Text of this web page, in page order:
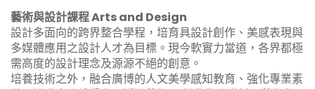
藝術與設計課程 Arts and Design
設計多面向的跨界整合學程，培育具設計創作、美感表現與
多媒體應用之設計人才為目標。現今軟實力當道，各界都極
需高度的設計理念及源源不絕的創意。
培養技術之外，融合廣博的人文美學感知教育、強化專業素